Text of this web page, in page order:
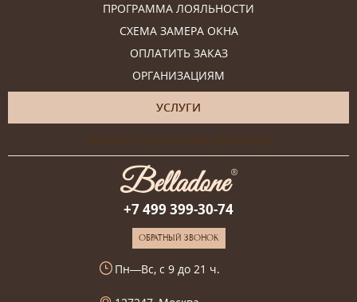
ПРОГРАММА ЛОЯЛЬНОСТИ
СХЕМА ЗАМЕРА ОКНА
ОПЛАТИТЬ ЗАКАЗ
ОРГАНИЗАЦИЯМ
УСЛУГИ
Онлайн-консультация дизайнера
+7 499 399-30-74
ОБРАТНЫЙ ЗВОНОК
Пн—Вс, с 9 до 21 ч.